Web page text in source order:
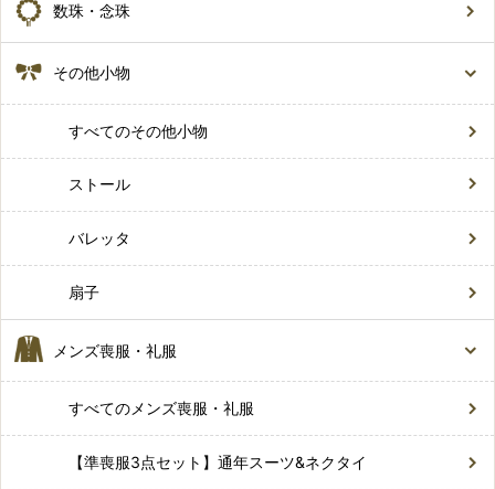
数珠・念珠
その他小物
すべてのその他小物
ストール
バレッタ
扇子
メンズ喪服・礼服
すべてのメンズ喪服・礼服
【準喪服3点セット】通年スーツ&ネクタイ